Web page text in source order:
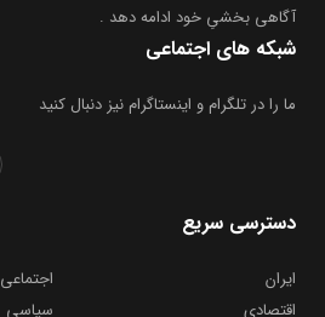
آگاهی بخشیِ خود ادامه دهد .
شبکه های اجتماعی
ما را در تلگرام و اینستاگرام نیز دنبال کنید
دسترسی سریع
ایران
اجتماعی
اقتصادی
سیاسی